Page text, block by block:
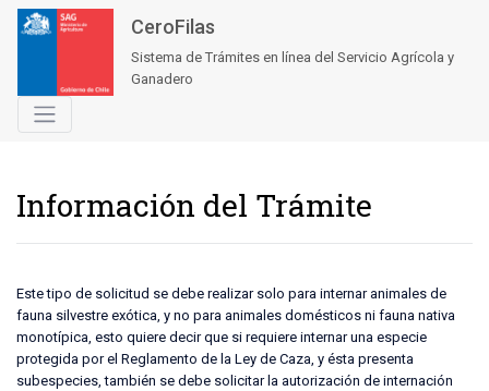
CeroFilas
Sistema de Trámites en línea del Servicio Agrícola y
Ganadero
Información del Trámite
Este tipo de solicitud se debe realizar solo para internar animales de
fauna silvestre exótica, y no para animales domésticos ni fauna nativa
monotípica, esto quiere decir que si requiere internar una especie
protegida por el Reglamento de la Ley de Caza, y ésta presenta
subespecies, también se debe solicitar la autorización de internación